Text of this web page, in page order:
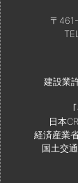
〒
建設業
日本
経済産業
国土交